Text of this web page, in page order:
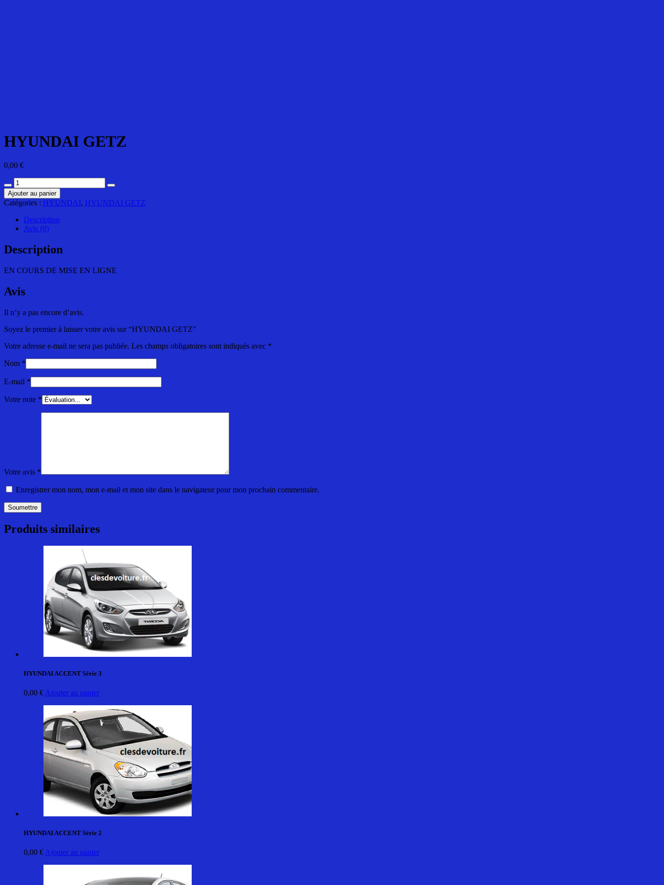
HYUNDAI GETZ
0,00 €
quantité
de
HYUNDAI
GETZ
Ajouter au panier
Catégories : HYUNDAI, HYUNDAI GETZ
Description
Avis (0)
Description
EN COURS DE MISE EN LIGNE
Avis
Il n’y a pas encore d’avis.
Soyez le premier à laisser votre avis sur “HYUNDAI GETZ”
Votre adresse e-mail ne sera pas publiée. Les champs obligatoires sont indiqués avec *
Nom *
E-mail *
Votre note *
Votre avis *
Enregistrer mon nom, mon e-mail et mon site dans le navigateur pour mon prochain commentaire.
Produits similaires
HYUNDAI ACCENT Série 3
0,00 € Ajouter au panier
HYUNDAI ACCENT Série 2
0,00 € Ajouter au panier